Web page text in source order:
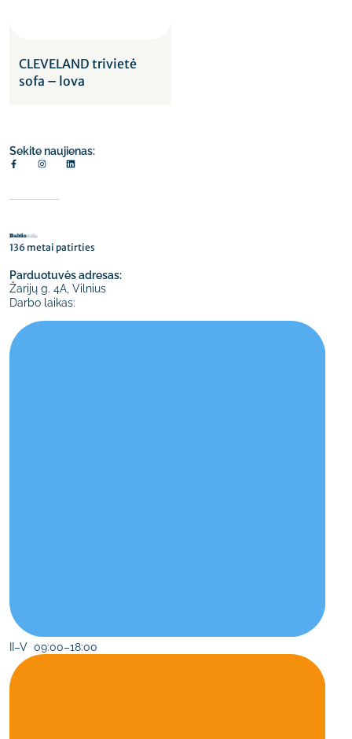
CLEVELAND trivietė
sofa – lova
Sekite naujienas:
136 metai patirties
Parduotuvės adresas:
Žarijų g. 4A, Vilnius
Darbo laikas:
II–V 09:00–18:00